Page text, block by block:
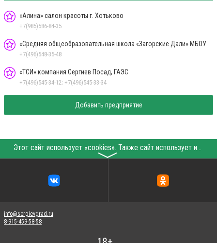
«Алина» салон красоты г. Хотьково
+7(985)586-84-35
«Средняя общеобразовательная школа «Загорские Дали» МБОУ
+7(496)548-35-48
«ТСИ» компания Сергиев Посад, ГАЭС
+7(496)545-34-12; +7(496)545-33-34
Добавить предприятие
Этот сайт использует «cookies». Также сайт использует интернет-сервис для сбора технических данных касательно посетителей с целью получения маркетинговой и статистической информации. Условия обработки данных посетителей сайта см.
〉
info@sergievgrad.ru
8-915-459-58-58